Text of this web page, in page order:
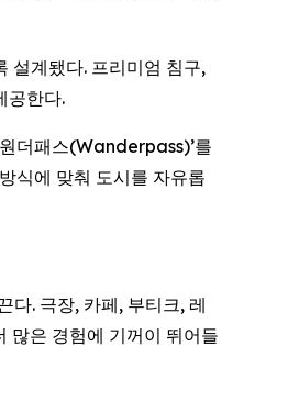
설계됐다. 프리미엄 침구,
공한다.
더패스(Wanderpass)’를
식에 맞춰 도시를 자유롭
. 극장, 카페, 부티크, 레
많은 경험에 기꺼이 뛰어들